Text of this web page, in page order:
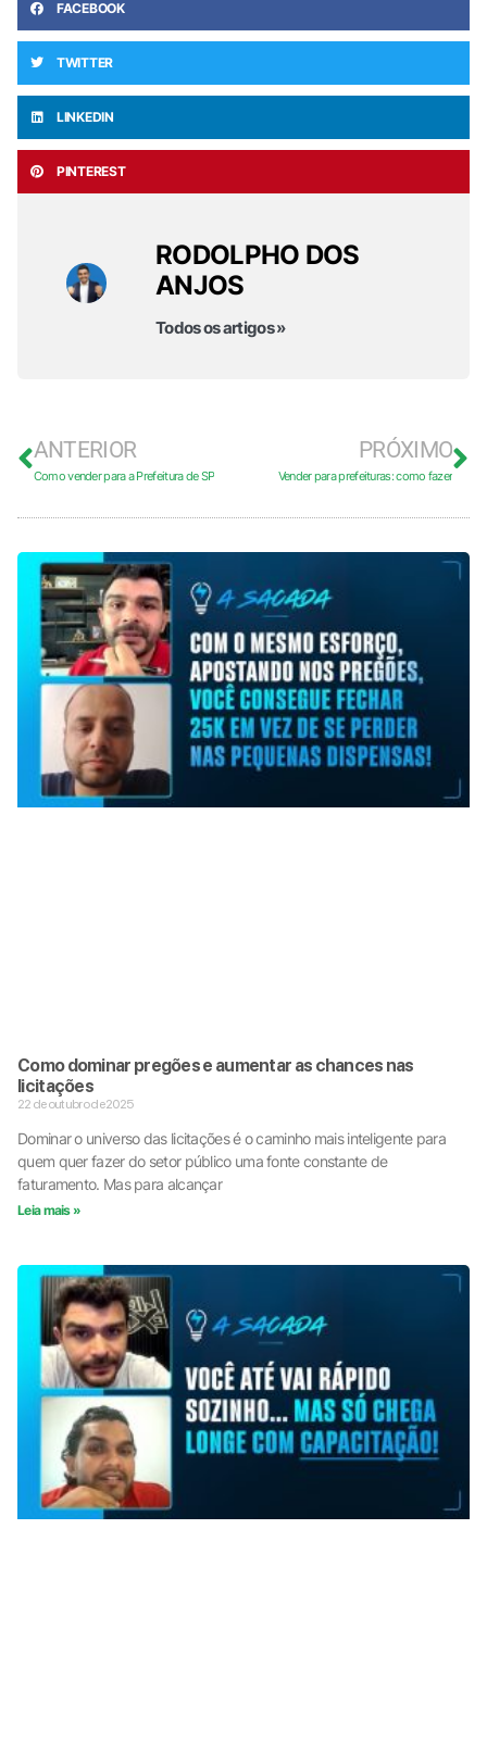
FACEBOOK
TWITTER
LINKEDIN
PINTEREST
RODOLPHO DOS
ANJOS
Todos os artigos »
ANTERIOR
Como vender para a Prefeitura de SP
PRÓXIMO
Vender para prefeituras: como fazer
Como dominar pregões e aumentar as chances nas
licitações
22 de outubro de 2025
Dominar o universo das licitações é o caminho mais inteligente para
quem quer fazer do setor público uma fonte constante de
faturamento. Mas para alcançar
Leia mais »